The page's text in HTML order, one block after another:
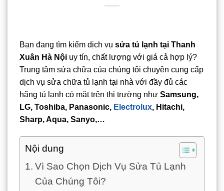
Bạn đang tìm kiếm dịch vụ sửa tủ lạnh tại Thanh
Xuân Hà Nội uy tín, chất lượng với giá cả hợp lý?
Trung tâm sửa chữa của chúng tôi chuyên cung cấp
dịch vụ sửa chữa tủ lạnh tại nhà với đầy đủ các
hãng tủ lạnh có mặt trên thị trường như Samsung,
LG, Toshiba, Panasonic, Electrolux, Hitachi,
Sharp, Aqua, Sanyo,…
Nội dung
Vì Sao Chọn Dịch Vụ Sửa Tủ Lạnh
Của Chúng Tôi?